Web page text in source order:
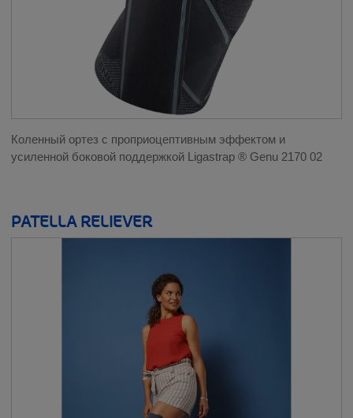
Коленный ортез с проприоцептивным эффектом и
усиленной боковой поддержкой Ligastrap ® Genu 2170 02
PATELLA RELIEVER